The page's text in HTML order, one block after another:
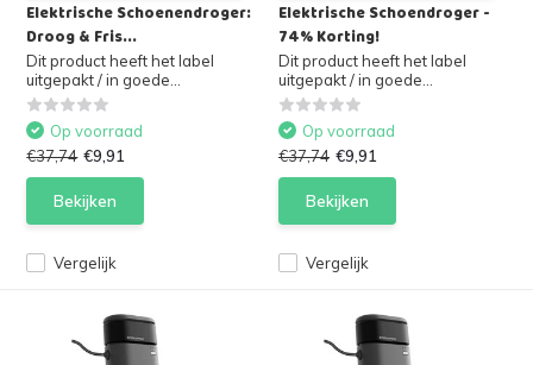
Elektrische Schoenendroger:
Droog & Fris...
Dit product heeft het label
uitgepakt / in goede...
Vergelijk
Op voorraad
€37,74 €9,91
Bekijken
Elektrische Schoendroger -
74% Korting!
Dit product heeft het label
uitgepakt / in goede...
Vergelijk
Op voorraad
€37,74 €9,91
Bekijken